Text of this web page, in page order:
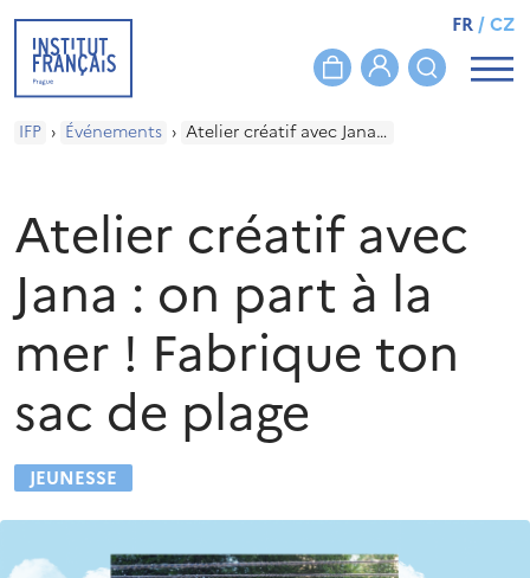
FR/CZ
IFP › Événements › Atelier créatif avec Jana : on part à la mer ! Fabrique ton sac de plage
Atelier créatif avec
Jana : on part à la
mer ! Fabrique ton
sac de plage
JEUNESSE